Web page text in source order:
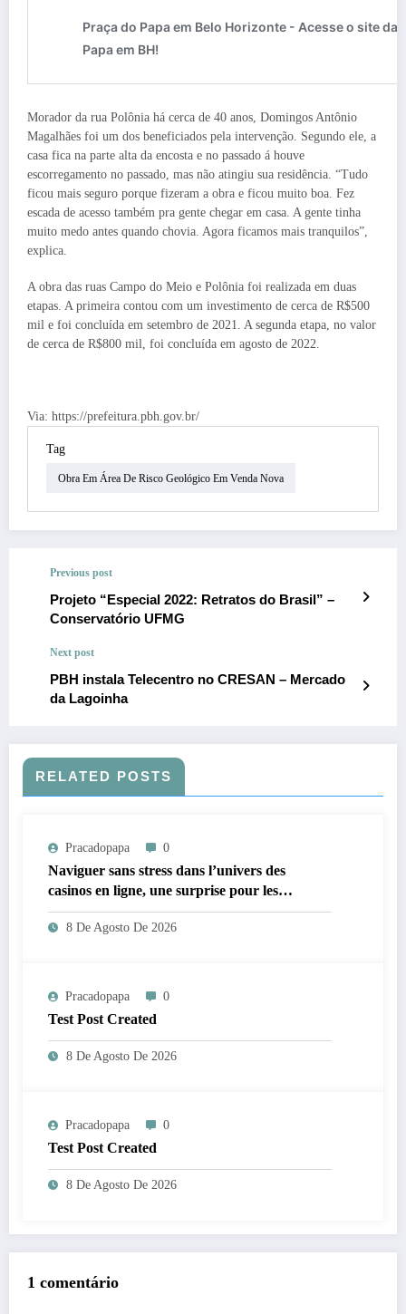
Morador da rua Polônia há cerca de 40 anos, Domingos Antônio
Magalhães foi um dos beneficiados pela intervenção. Segundo ele, a
casa fica na parte alta da encosta e no passado á houve
escorregamento no passado, mas não atingiu sua residência. “Tudo
ficou mais seguro porque fizeram a obra e ficou muito boa. Fez
escada de acesso também pra gente chegar em casa. A gente tinha
muito medo antes quando chovia. Agora ficamos mais tranquilos”,
explica.
A obra das ruas Campo do Meio e Polônia foi realizada em duas
etapas. A primeira contou com um investimento de cerca de R$500
mil e foi concluída em setembro de 2021. A segunda etapa, no valor
de cerca de R$800 mil, foi concluída em agosto de 2022.
Via: https://prefeitura.pbh.gov.br/
Tag
Obra Em Área De Risco Geológico Em Venda Nova
Previous post
Projeto “Especial 2022: Retratos do Brasil” –
Conservatório UFMG
Next post
PBH instala Telecentro no CRESAN – Mercado
da Lagoinha
RELATED POSTS
Pracadopapa 0
Naviguer sans stress dans l’univers des
casinos en ligne, une surprise pour les
néophytes
8 De Agosto De 2026
Pracadopapa 0
Test Post Created
8 De Agosto De 2026
Pracadopapa 0
Test Post Created
8 De Agosto De 2026
1 comentário